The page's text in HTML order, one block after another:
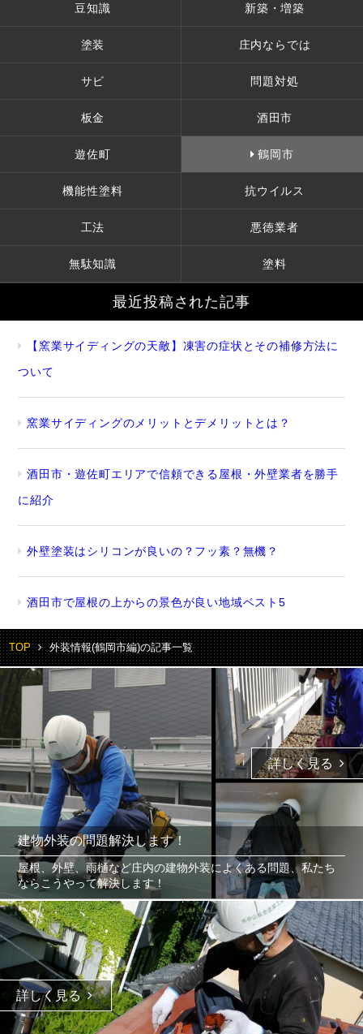
豆知識 新築・増築
塗装 庄内ならでは
サビ 問題対処
板金 酒田市
遊佐町 鶴岡市
機能性塗料 抗ウイルス
工法 悪徳業者
無駄知識 塗料
最近投稿された記事
【窯業サイディングの天敵】凍害の症状とその補修方法に
ついて
窯業サイディングのメリットとデメリットとは？
酒田市・遊佐町エリアで信頼できる屋根・外壁業者を勝手
に紹介
外壁塗装はシリコンが良いの？フッ素？無機？
酒田市で屋根の上からの景色が良い地域ベスト5
TOP 外装情報(鶴岡市編)の記事一覧
詳しく見る
建物外装の問題解決します！
屋根、外壁、雨樋など庄内の建物外装によくある問題、私たち
ならこうやって解決します！
詳しく見る